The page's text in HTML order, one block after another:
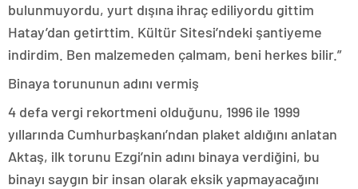
bulunmuyordu, yurt dışına ihraç ediliyordu gittim
Hatay’dan getirttim. Kültür Sitesi’ndeki şantiyeme
indirdim. Ben malzemeden çalmam, beni herkes bilir.”
Binaya torununun adını vermiş
4 defa vergi rekortmeni olduğunu, 1996 ile 1999
yıllarında Cumhurbaşkanı’ndan plaket aldığını anlatan
Aktaş, ilk torunu Ezgi’nin adını binaya verdiğini, bu
binayı saygın bir insan olarak eksik yapmayacağını